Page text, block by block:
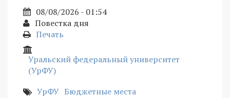
08/08/2026 - 01:54
Повестка дня
Печать
Уральский федеральный университет
(УрФУ)
УрФУ Бюджетные места